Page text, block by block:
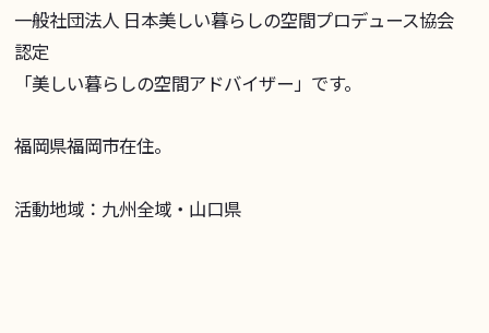
一般社団法人 日本美しい暮らしの空間プロデュース協会
認定
「美しい暮らしの空間アドバイザー」です。
福岡県福岡市在住。
活動地域：九州全域・山口県